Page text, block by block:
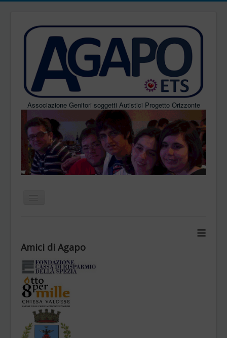
Associazione Genitori soggetti Autistici Progetto Orizzonte
Statuto
Organi
Contatti
News Archivio
≡
Amici di Agapo